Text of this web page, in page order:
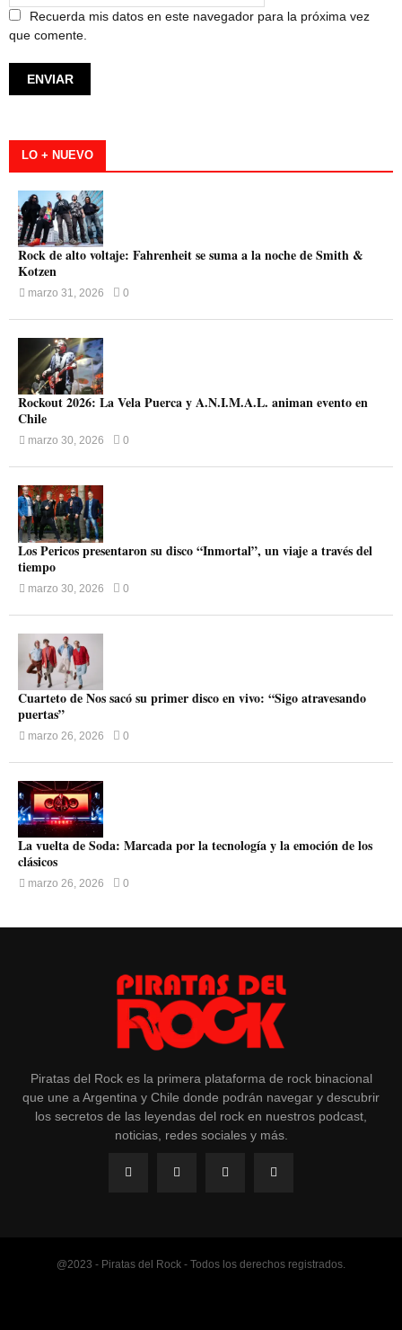
Recuerda mis datos en este navegador para la próxima vez
que comente.
LO + NUEVO
Rock de alto voltaje: Fahrenheit se suma a la noche de Smith &
Kotzen
marzo 31, 2026 0
Rockout 2026: La Vela Puerca y A.N.I.M.A.L. animan evento en
Chile
marzo 30, 2026 0
Los Pericos presentaron su disco “Inmortal”, un viaje a través del
tiempo
marzo 30, 2026 0
Cuarteto de Nos sacó su primer disco en vivo: “Sigo atravesando
puertas”
marzo 26, 2026 0
La vuelta de Soda: Marcada por la tecnología y la emoción de los
clásicos
marzo 26, 2026 0
Piratas del Rock es la primera plataforma de rock binacional
que une a Argentina y Chile donde podrán navegar y descubrir
los secretos de las leyendas del rock en nuestros podcast,
noticias, redes sociales y más.
@2023 - Piratas del Rock - Todos los derechos registrados.